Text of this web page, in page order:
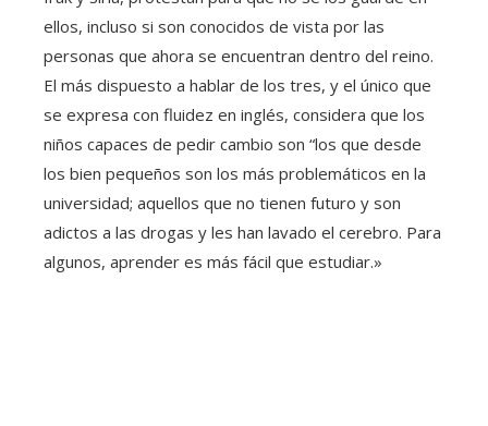
ellos, incluso si son conocidos de vista por las
personas que ahora se encuentran dentro del reino.
El más dispuesto a hablar de los tres, y el único que
se expresa con fluidez en inglés, considera que los
niños capaces de pedir cambio son “los que desde
los bien pequeños son los más problemáticos en la
universidad; aquellos que no tienen futuro y son
adictos a las drogas y les han lavado el cerebro. Para
algunos, aprender es más fácil que estudiar.»